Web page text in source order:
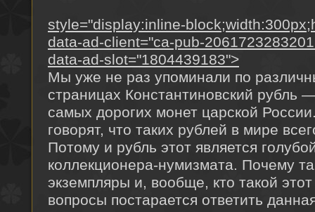
style="display:inline-
data-ad-client="ca-pub-
data-ad-slot="1804439183">
Мы уже не раз упоминали по
страницах Константиновский рубль
самых дорогих монет царской
говорят, что таких рублей в мире
Потому и рубль этот является
коллекционера-нумизмата. Почему
экземпляры и, вообще, кто такой
вопросы постарается ответить